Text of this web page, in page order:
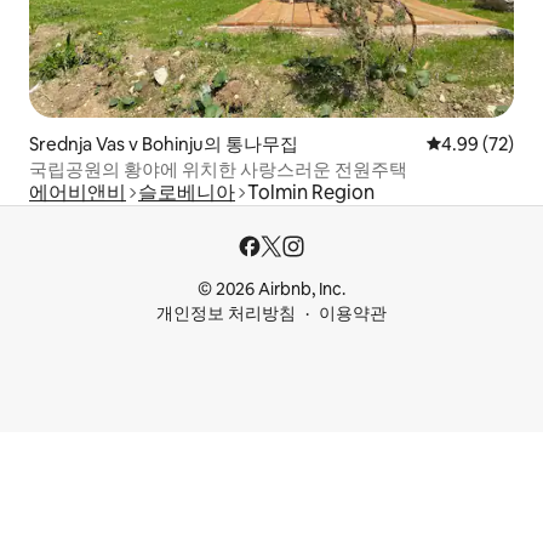
Srednja Vas v Bohinju의 통나무집 평점 4.99점(5
4.99 (72)
국립공원의 황야에 위치한 사랑스러운 전원주택
에어비앤비 슬로베니아 Tolmin Region
© 2026 Airbnb, Inc.
개인정보 처리방침
이용약관